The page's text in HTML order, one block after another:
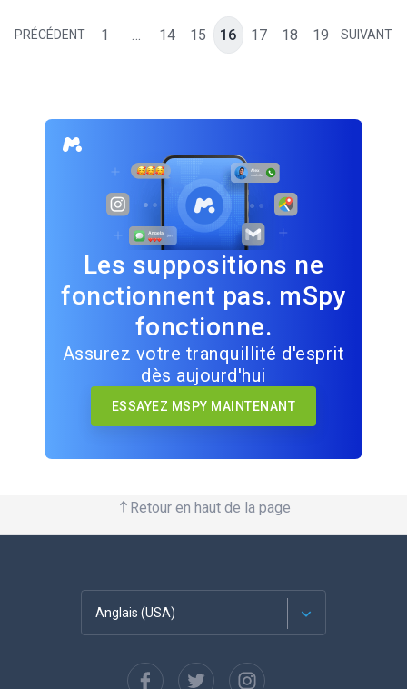
PRÉCÉDENT 1 … 14 15 16 17 18 19 SUIVANT
Les suppositions ne
fonctionnent pas. mSpy
fonctionne.
Assurez votre tranquillité d'esprit
dès aujourd'hui
ESSAYEZ MSPY MAINTENANT
Retour en haut de la page
Anglais (USA)